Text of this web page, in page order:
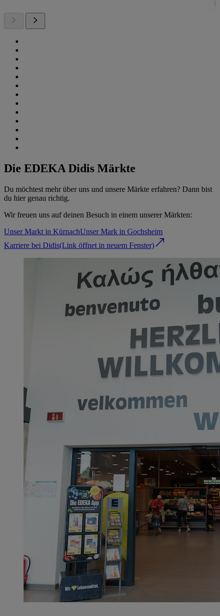
Die EDEKA Didis Märkte
Du möchtest mehr über uns und unsere Märkte erfahren? Dann bist
du hier genau richtig.
Wir freuen uns auf deinen Besuch in einem unserer Märkten:
Unser Markt in KürnachUnser Mark in Gochsheim
Karriere bei Didis(Link öffnet in neuem Fenster)